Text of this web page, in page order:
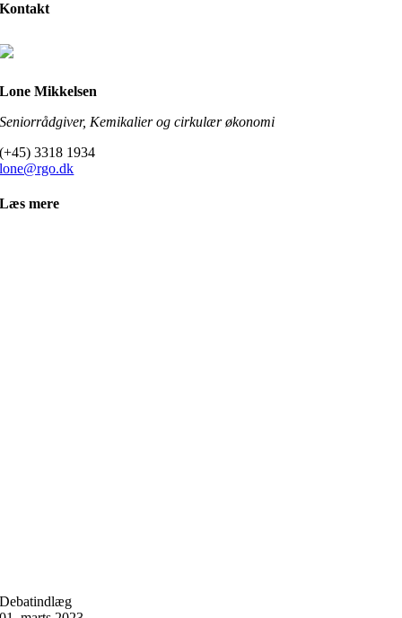
Kontakt
Lone Mikkelsen
Seniorrådgiver, Kemikalier og cirkulær økonomi
(+45) 3318 1934
lone@rgo.dk
Læs mere
Debatindlæg